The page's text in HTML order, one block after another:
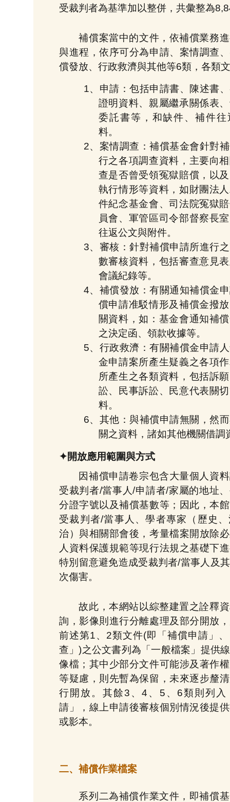
受裁判者為基準加以整併，共彙整為
補償案當中的文件，依補償業務
與進程，依序可分為申請、案情調查
償發放、行政救濟與其他等6類，各類
1、申請：包括申請書、陳述書
證明資料、親屬繼承關係表
委託書等，和缺件、補件往
料。
2、案情調查：補償基金會針對
行之各項調查資料，主要向
查是否曾受領冤獄賠償，以
執行情形等資料，如財團法
件紀念基金會、司法院冤獄
員會、軍管區司令部督察長
往返公文與附件。
3、審核：針對補償申請所進行
數審核資料，包括審查意見
會議紀錄等。
4、補償發放：有關通知補償金
償申請准駁情形及補償金撥
關資料，如：基金會通知補
之決定函、領款收據等。
5、行政救濟：有關補償金申請
金申請案所產生疑義之各項
所產生之各類資料，包括訴
訟、民事訴訟、民意代表關
料。
6、其他：與補償申請無關，然
關之資料，諸如其他機關借調
✦開放應用範圍與方式
因補償申請卷宗包含大量個人資
受裁判者/當事人/申請者/家屬的地址
分證字號以及補償基數等；因此，本
受裁判者/當事人、學者專家（歷史
治）與相關部會後，考量檔案開放除
人資料保護規範等現行法規之基礎下
特別留意避免造成受裁判者/當事人及
次傷害。
故此，本網站以綜整建置之詮釋
詢，影像則進行分離處理及部分開放
前述第1、2類文件(即「補償申請」
查」)之公文書列為「一般檔案」提供
像檔；其中少部分文件可能涉及著作
等疑慮，則先暫為保留，未來逐步釐
行開放。其餘3、4、5、6類則列入
請」，線上申請後審核個別情況後提
或影本。
二、補償作業檔案
系列二為補償作業文件，即補償